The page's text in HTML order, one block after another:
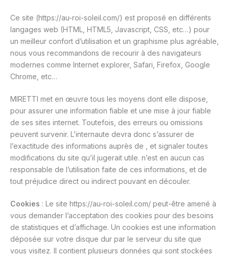
Ce site (https://au-roi-soleil.com/) est proposé en différents
langages web (HTML, HTML5, Javascript, CSS, etc…) pour
un meilleur confort d’utilisation et un graphisme plus agréable,
nous vous recommandons de recourir à des navigateurs
modernes comme Internet explorer, Safari, Firefox, Google
Chrome, etc…
MIRETTI met en œuvre tous les moyens dont elle dispose,
pour assurer une information fiable et une mise à jour fiable
de ses sites internet. Toutefois, des erreurs ou omissions
peuvent survenir. L’internaute devra donc s’assurer de
l’exactitude des informations auprès de , et signaler toutes
modifications du site qu’il jugerait utile. n’est en aucun cas
responsable de l’utilisation faite de ces informations, et de
tout préjudice direct ou indirect pouvant en découler.
Cookies : Le site https://au-roi-soleil.com/ peut-être amené à
vous demander l’acceptation des cookies pour des besoins
de statistiques et d’affichage. Un cookies est une information
déposée sur votre disque dur par le serveur du site que
vous visitez. Il contient plusieurs données qui sont stockées